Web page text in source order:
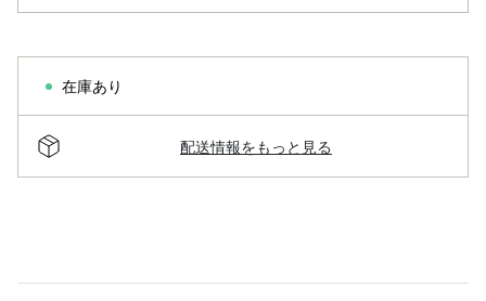
在庫あり
配送情報をもっと見る